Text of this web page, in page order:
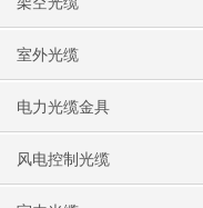
室外光缆
电力光缆金具
风电控制光缆